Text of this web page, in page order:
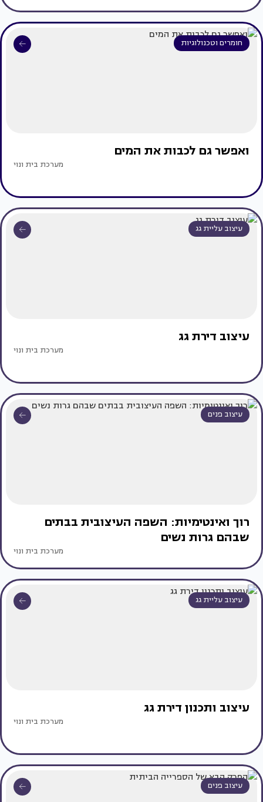
חומרים וטכנולוגיות
ואפשר גם לכבות את המים
מערכת בית ונוי
עיצוב עליית גג
עיצוב דירת גג
מערכת בית ונוי
עיצוב פנים
רוך ואינטימיות: השפה העיצובית בבתים
שבהם גרות נשים
מערכת בית ונוי
עיצוב עליית גג
עיצוב ותכנון דירת גג
מערכת בית ונוי
עיצוב פנים